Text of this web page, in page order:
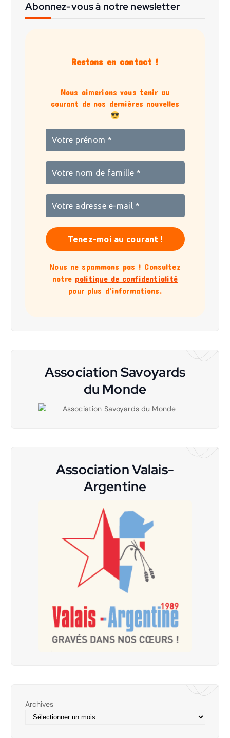
Abonnez-vous à notre newsletter
Restons en contact !
Nous aimerions vous tenir au
courant de nos dernières nouvelles
Nous ne spammons pas ! Consultez
notre politique de confidentialité
pour plus d’informations.
Association Savoyards
du Monde
Association Valais-
Argentine
Archives